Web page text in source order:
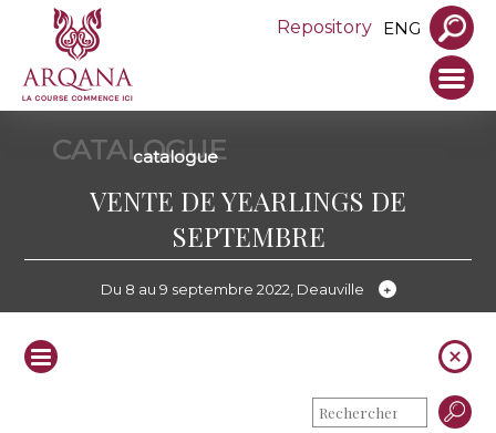
Repository ENG
CATALOGUE
catalogue
VENTE DE YEARLINGS DE
SEPTEMBRE
Du 8 au 9 septembre 2022, Deauville